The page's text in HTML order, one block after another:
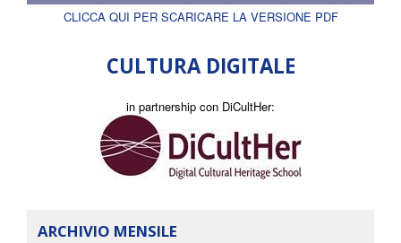
CLICCA QUI PER SCARICARE LA VERSIONE PDF
CULTURA DIGITALE
in partnership con DiCultHer:
ARCHIVIO MENSILE